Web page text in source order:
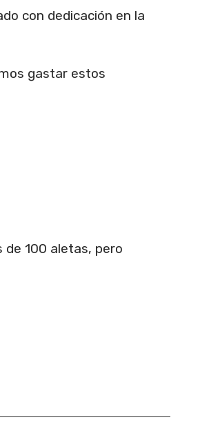
con dedicación en la
gastar estos
100 aletas, pero